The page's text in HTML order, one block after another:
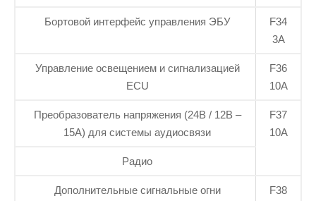
Бортовой интерфейс управления ЭБУ
F34
3А
Управление освещением и сигнализацией
ECU
F36
10А
Преобразователь напряжения (24В / 12В –
15А) для системы аудиосвязи
F37
10А
Радио
Дополнительные сигнальные огни
F38